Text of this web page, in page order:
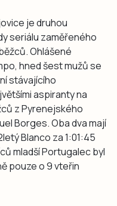
je druhou
seriálu zaměřeného
Ohlášené
hned šest mužů se
stávajícího
aspiranty na
z Pyrenejského
Borges. Oba dva mají
Blanco za 1:01:45
mladší Portugalec byl
pouze o 9 vteřin